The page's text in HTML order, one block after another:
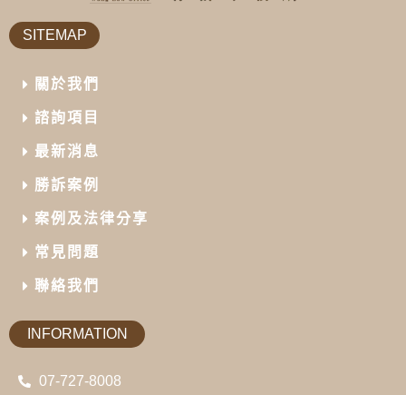
SITEMAP
關於我們
諮詢項目
最新消息
勝訴案例
案例及法律分享
常見問題
聯絡我們
INFORMATION
07-727-8008